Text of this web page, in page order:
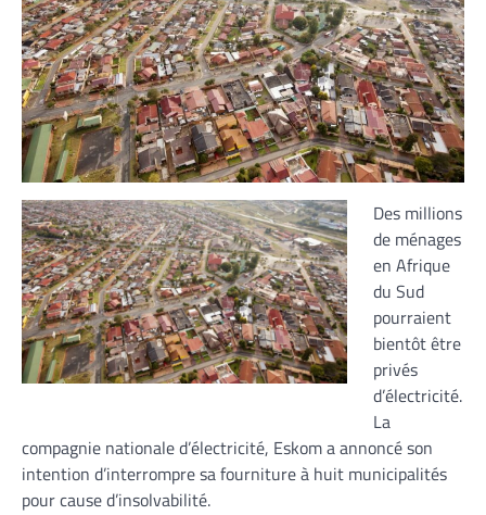
Des millions
de ménages
en Afrique
du Sud
pourraient
bientôt être
privés
d’électricité.
La
compagnie nationale d’électricité, Eskom a annoncé son
intention d’interrompre sa fourniture à huit municipalités
pour cause d’insolvabilité.